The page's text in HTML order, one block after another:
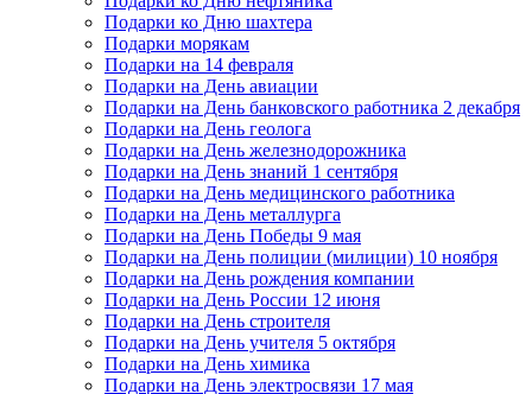
Подарки ко Дню шахтера
Подарки морякам
Подарки на 14 февраля
Подарки на День авиации
Подарки на День банковского работника 2 декабря
Подарки на День геолога
Подарки на День железнодорожника
Подарки на День знаний 1 сентября
Подарки на День медицинского работника
Подарки на День металлурга
Подарки на День Победы 9 мая
Подарки на День полиции (милиции) 10 ноября
Подарки на День рождения компании
Подарки на День России 12 июня
Подарки на День строителя
Подарки на День учителя 5 октября
Подарки на День химика
Подарки на День электросвязи 17 мая